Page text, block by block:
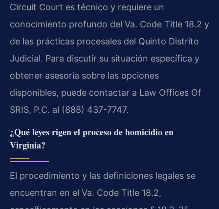
Circuit Court es técnico y requiere un
conocimiento profundo del Va. Code Title 18.2 y
de las prácticas procesales del Quinto Distrito
Judicial. Para discutir su situación específica y
obtener asesoría sobre las opciones
disponibles, puede contactar a Law Offices Of
SRIS, P.C. al (888) 437-7747.
¿Qué leyes rigen el proceso de homicidio en
Virginia?
El procedimiento y las definiciones legales se
encuentran en el Va. Code Title 18.2,